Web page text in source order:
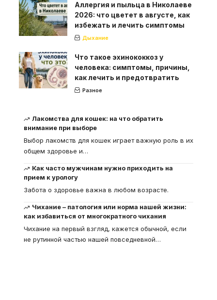
Аллергия и пыльца в Николаеве
2026: что цветет в августе, как
избежать и лечить симптомы
Дыхание
Что такое эхинококкоз у
человека: симптомы, причины,
как лечить и предотвратить
Разное
Лакомства для кошек: на что обратить
внимание при выборе
Выбор лакомств для кошек играет важную роль в их
общем здоровье и…
Как часто мужчинам нужно приходить на
прием к урологу
Забота о здоровье важна в любом возрасте.
Чихание – патология или норма нашей жизни:
как избавиться от многократного чихания
Чихание на первый взгляд, кажется обычной, если
не рутинной частью нашей повседневной…